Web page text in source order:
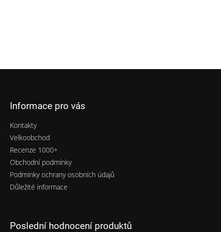
Informace pro vás
Kontakty
Velkoobchod
Recenze 1000+
Obchodní podmínky
Podmínky ochrany osobních údajů
Důležité informace
Poslední hodnocení produktů